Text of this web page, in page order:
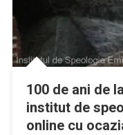
100 de ani de
institut de
online cu